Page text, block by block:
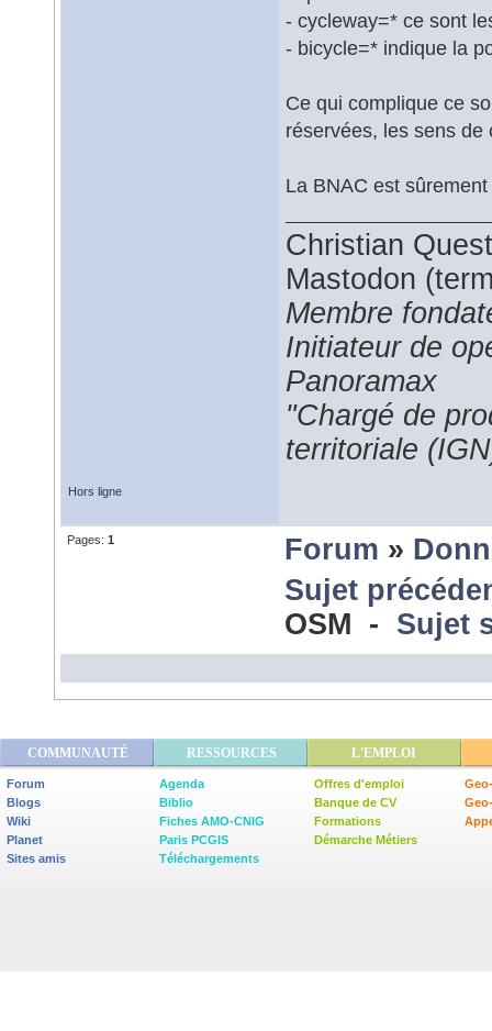
- cycleway=* ce sont
- bicycle=* indique la
Ce qui complique ce
réservées, les sens de
La BNAC est
Christian
Mastodon
Membre
Initiateur de
Panoramax
"Chargé de
territoriale
Hors ligne
Pages: 1 Forum »
Sujet
OSM - Sujet
COMMUNAUTÉ RESSOURCES L'EMPLOI
Forum
Blogs
Wiki
Planet
Sites amis
Agenda
Biblio
Fiches AMO-CNIG
Paris PCGIS
Téléchargements
Offres d'emploi
Banque de CV
Formations
Démarche Métiers